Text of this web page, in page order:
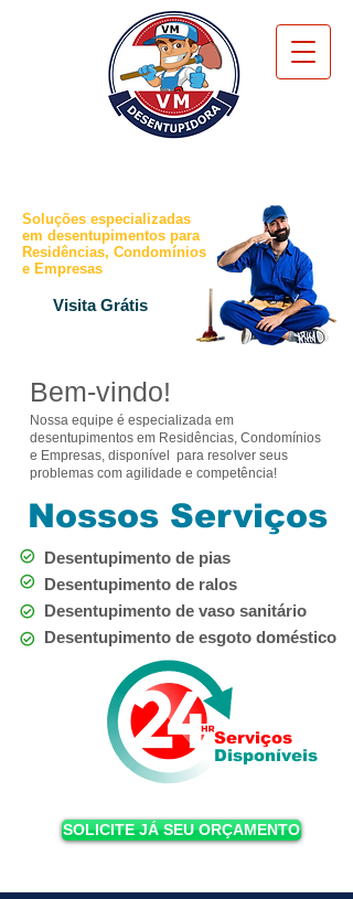
Soluções especializadas
em desentupimentos para
Residências, Condomínios
e Empresas
Visita Grátis
Bem-vindo!
​Nossa equipe é especializada em
desentupimentos em Residências, Condomínios
e Empresas, disponível para resolver seus
problemas com agilidade e competência!
Nossos Serviços
Desentupimento de pias
Desentupimento de ralos
Desentupimento de vaso sanitário
Desentupimento de esgoto doméstico
SOLICITE JÁ SEU ORÇAMENTO
Serviços
Disponíveis